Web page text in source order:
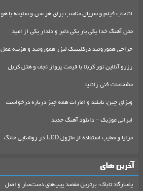
انتخاب فیلم و سریال مناسب برای هر سن و سلیقه با هو
متن آهنگ خدا یکی یار یکی دلبر و دلدار یکی از امید
جراحی هموروئید درکلینیک لیزر هموروئید و هزینه عمل
رزرو آنلاین تور کربلا با قیمت پرواز نجف و هتل کربل
مشخصات فنی زانتیا
ویزای چین، تایلند و امارات همه چیز درباره درخواست
ایرانی موزیک – دانلود آهنگ جدید
مزایا و معایب استفاده از ماژول LED در روشنایی خانگ
آخرین های
پاسارگاد تاباک: برترین مقصد پیپ‌های دست‌ساز و اصل